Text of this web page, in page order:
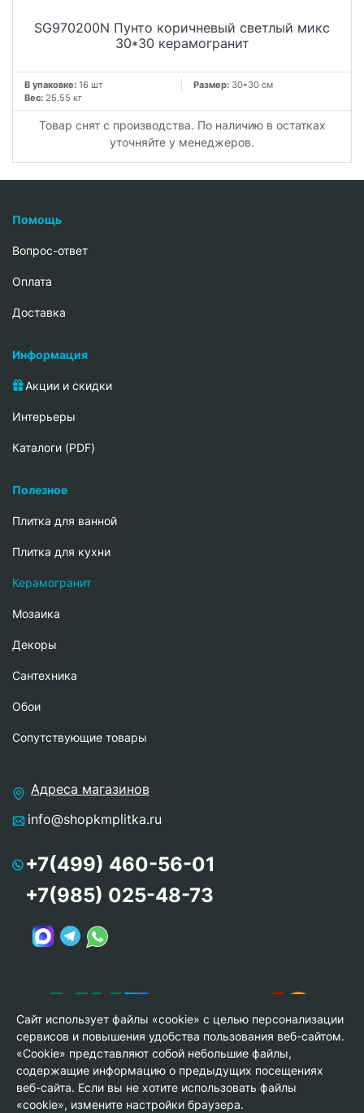
SG970200N Пунто коричневый светлый микс
30*30 керамогранит
В упаковке: 16 шт Размер: 30*30 см
Вес: 25.55 кг
Товар снят с производства. По наличию в остатках
уточняйте у менеджеров.
Помощь
Вопрос-ответ
Oплата
Доставка
Информация
Акции и скидки
Интерьеры
Каталоги (PDF)
Полезное
Плитка для ванной
Плитка для кухни
Керамогранит
Мозаика
Декоры
Сантехника
Обои
Сопутствующие товары
Адреса магазинов
info@shopkmplitka.ru
+7(499) 460-56-01
+7(985) 025-48-73
© Copyright 2013-2026 KERAMA MARAZZI, ООО «Гамма
Сайт использует файлы «cookie» с целью персонализации
сервисов и повышения удобства пользования веб-сайтом.
«Cookie» представляют собой небольшие файлы,
содержащие информацию о предыдущих посещениях
веб-сайта. Если вы не хотите использовать файлы
«cookie», измените настройки браузера.